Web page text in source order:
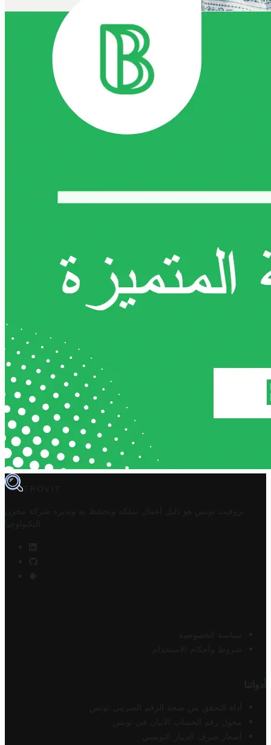
TROVIT
تروفيت تونس هو دليل أعمال تملكه وتحتفظ به وتديره
شركة مخزن
التكنولوجيا
سياسة الخصوصية
شروط وأحكام الاستخدام
أدواتنا
أداة التحقق من صحة الرقم الضريبي تونس
محول رقم الحساب الآيبان في تونس
أسعار صرف الدينار التونسي